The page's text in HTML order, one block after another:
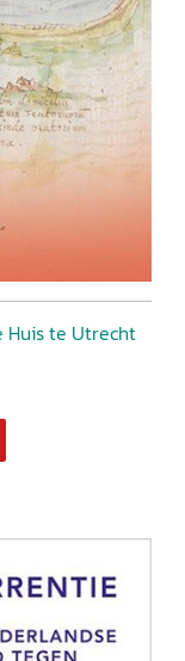
Huis te Utrecht